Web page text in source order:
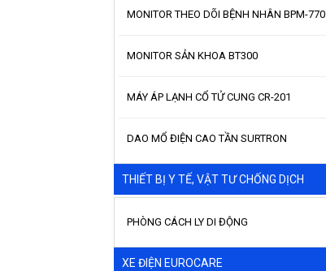
MONITOR THEO DÕI BỆNH NHÂN BPM-770
MONITOR SẢN KHOA BT300
MÁY ÁP LẠNH CỔ TỬ CUNG CR-201
DAO MỔ ĐIỆN CAO TẦN SURTRON
THIẾT BỊ Y TẾ, VẬT TƯ CHỐNG DỊCH
PHÒNG CÁCH LY DI ĐỘNG
XE ĐIỆN EUROCARE